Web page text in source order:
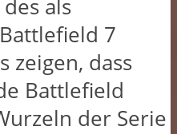
als
7
zeigen, dass
Battlefield
der Serie